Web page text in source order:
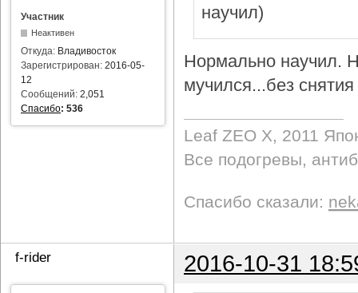
Участник
Неактивен
Откуда: Владивосток
Зарегистрирован: 2016-05-
12
Сообщений: 2,051
Спасибо: 536
научил)
Нормально научил.
мучился...без снятия
Leaf ZEO Х, 2011
Все подогревы,
Спасибо сказали:
f-rider 2016-10-31